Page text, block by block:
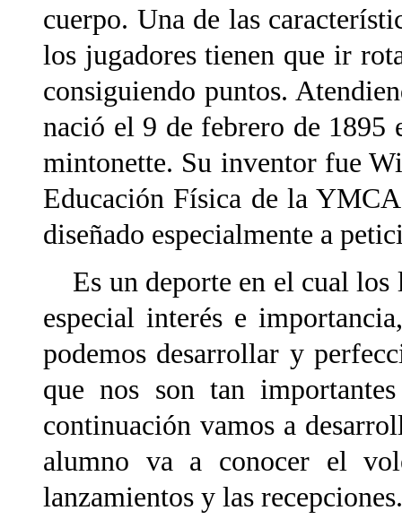
cuerpo. Una de las
los jugadores tienen que ir
consiguiendo puntos.
nació el 9 de febrero de 1895
mintonette. Su inventor fue
Educación Física de la
diseñado especialmente a
Es un deporte en el cual los
especial interés e
podemos desarrollar y
que nos son tan
continuación vamos a
alumno va a conocer el
lanzamientos y las recepciones.